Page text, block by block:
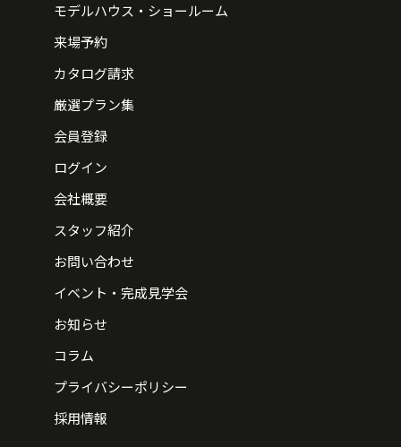
モデルハウス・ショールーム
来場予約
カタログ請求
厳選プラン集
会員登録
ログイン
会社概要
スタッフ紹介
お問い合わせ
イベント・完成見学会
お知らせ
コラム
プライバシーポリシー
採用情報